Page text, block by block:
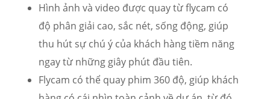
Hình ảnh và video được quay từ flycam có
độ phân giải cao, sắc nét, sống động, giúp
thu hút sự chú ý của khách hàng tiềm năng
ngay từ những giây phút đầu tiên.
Flycam có thể quay phim 360 độ, giúp khách